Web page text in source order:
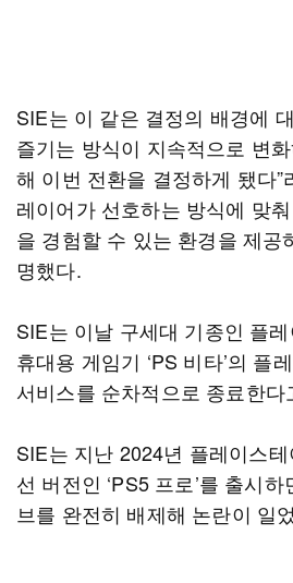
SIE는 이 같은 결정의 배경에
즐기는 방식이 지속적으로 변
해 이번 전환을 결정하게 됐다”
레이어가 선호하는 방식에 맞
을 경험할 수 있는 환경을 제공
명했다.
SIE는 이날 구세대 기종인 플
휴대용 게임기 ‘PS 비타’의 플
서비스를 순차적으로 종료한
SIE는 지난 2024년 플레이스
선 버전인 ‘PS5 프로’를 출시
브를 완전히 배제해 논란이 일